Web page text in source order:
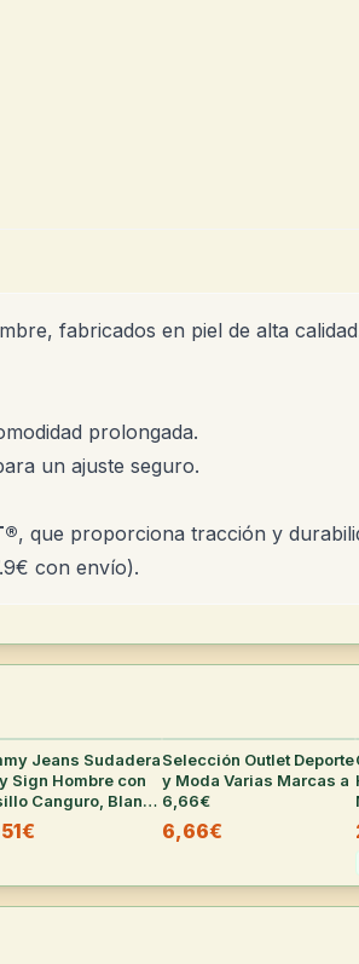
fabricados en piel de alta
prolongada.
un ajuste seguro.
, que proporciona tracción y
con envío).
30°
Jeans Sudadera
Sign Hombre con
Canguro, Blanco
tallas)
29°
Selección Outlet Deporte
y Moda Varias Marcas a
6,66€
6,66€